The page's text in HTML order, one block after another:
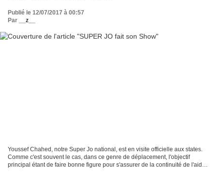
Publié le 12/07/2017 à 00:57
Par
__z__
Youssef Chahed, notre Super Jo national, est en visite officielle aux states.
Comme c'est souvent le cas, dans ce genre de déplacement, l'objectif
principal étant de faire bonne figure pour s'assurer de la continuité de l'aide